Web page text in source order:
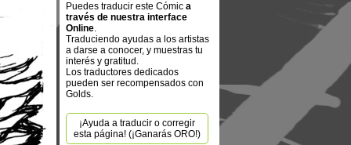
Puedes traducir este Cómic a
través de nuestra interface
Online.
Traduciendo ayudas a los artistas
a darse a conocer, y muestras tu
interés y gratitud.
Los traductores dedicados
pueden ser recompensados con
Golds.
¡Ayuda a traducir o corregir
esta página! (¡Ganarás ORO!)